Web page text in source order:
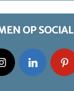
OP SOCIAL